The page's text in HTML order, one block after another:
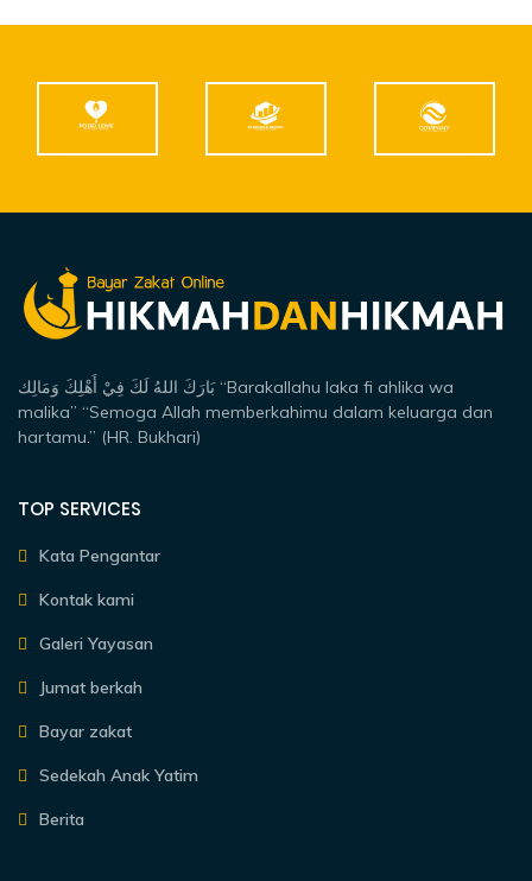
بَارَكَ اللهُ لَكَ فِيْ أَهْلِكَ وَمَالِك “Barakallahu laka fi ahlika wa
malika” “Semoga Allah memberkahimu dalam keluarga dan
hartamu.” (HR. Bukhari)
TOP SERVICES
Kata Pengantar
Kontak kami
Galeri Yayasan
Jumat berkah
Bayar zakat
Sedekah Anak Yatim
Berita